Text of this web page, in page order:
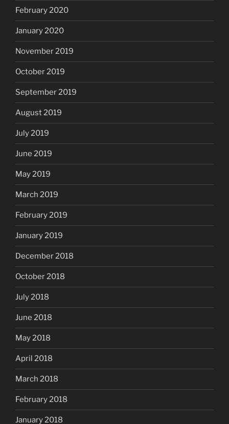
February 2020
January 2020
November 2019
October 2019
September 2019
August 2019
July 2019
June 2019
May 2019
March 2019
February 2019
January 2019
December 2018
October 2018
July 2018
June 2018
May 2018
April 2018
March 2018
February 2018
January 2018